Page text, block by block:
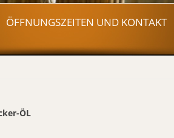
Zum
springen
ÖFFNUNGSZEITEN UND KONTAKT
ÖL